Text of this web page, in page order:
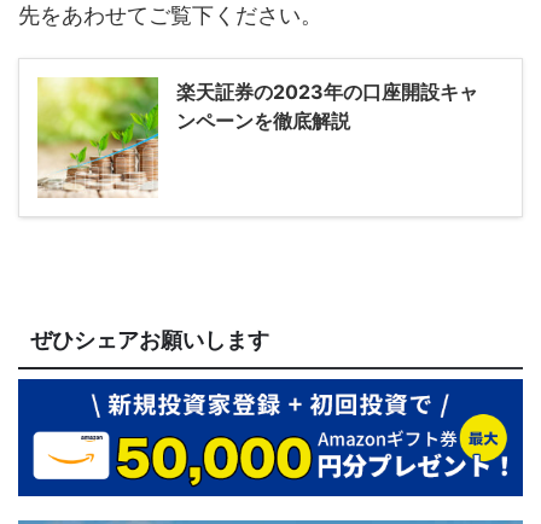
先をあわせてご覧下ください。
楽天証券の2023年の口座開設キャ
ンペーンを徹底解説
ぜひシェアお願いします